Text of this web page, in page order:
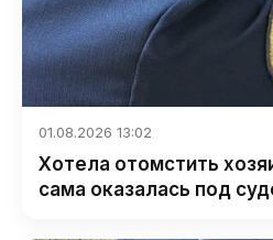
01.08.2026 13:02
Хотела отомстить
сама оказалась под